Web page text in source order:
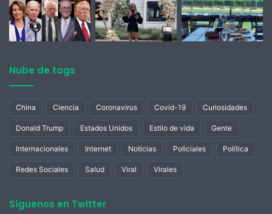
Nube de tags
China Ciencia Coronavirus Covid-19 Curiosidades
Donald Trump Estados Unidos Estilo de vida Gente
Internacionales Internet Noticias Policiales Política
Redes Sociales Salud Viral Virales
Síguenos en Twitter